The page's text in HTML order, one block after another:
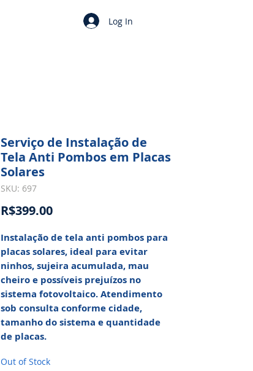
Log In
Serviço de Instalação de
Tela Anti Pombos em Placas
Solares
SKU: 697
R$399.00Price
Instalação de tela anti pombos para
placas solares, ideal para evitar
ninhos, sujeira acumulada, mau
cheiro e possíveis prejuízos no
sistema fotovoltaico. Atendimento
sob consulta conforme cidade,
tamanho do sistema e quantidade
de placas.
Out of Stock